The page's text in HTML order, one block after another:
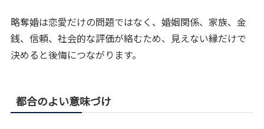
略奪婚は恋愛だけの問題ではなく、婚姻関係、家族、金
銭、信頼、社会的な評価が絡むため、見えない縁だけで
決めると後悔につながります。
都合のよい意味づけ